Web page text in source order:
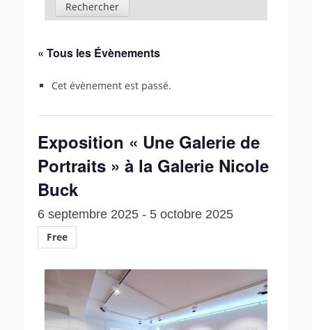
« Tous les Évènements
Cet évènement est passé.
Exposition « Une Galerie de
Portraits » à la Galerie Nicole
Buck
6 septembre 2025 - 5 octobre 2025
Free